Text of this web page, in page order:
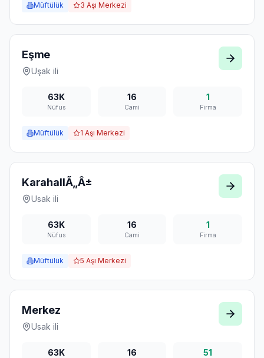
Müftülük 3 Aşı Merkezi
Eşme
Uşak ili
63K
Nüfus
16
Cami
1
Firma
Müftülük 1 Aşı Merkezi
KarahallÃ„Â±
Usak ili
63K
Nüfus
16
Cami
1
Firma
Müftülük 5 Aşı Merkezi
Merkez
Usak ili
63K 16 51